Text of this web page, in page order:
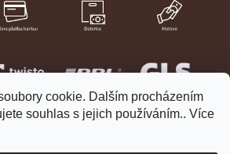
cookie. Dalším procházením
souhlas s jejich používáním.. Více